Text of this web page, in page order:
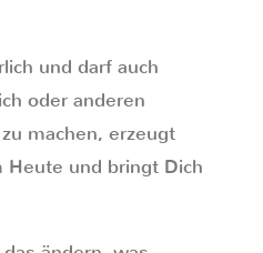
und darf auch
oder anderen
machen, erzeugt
Heute und bringt Dich